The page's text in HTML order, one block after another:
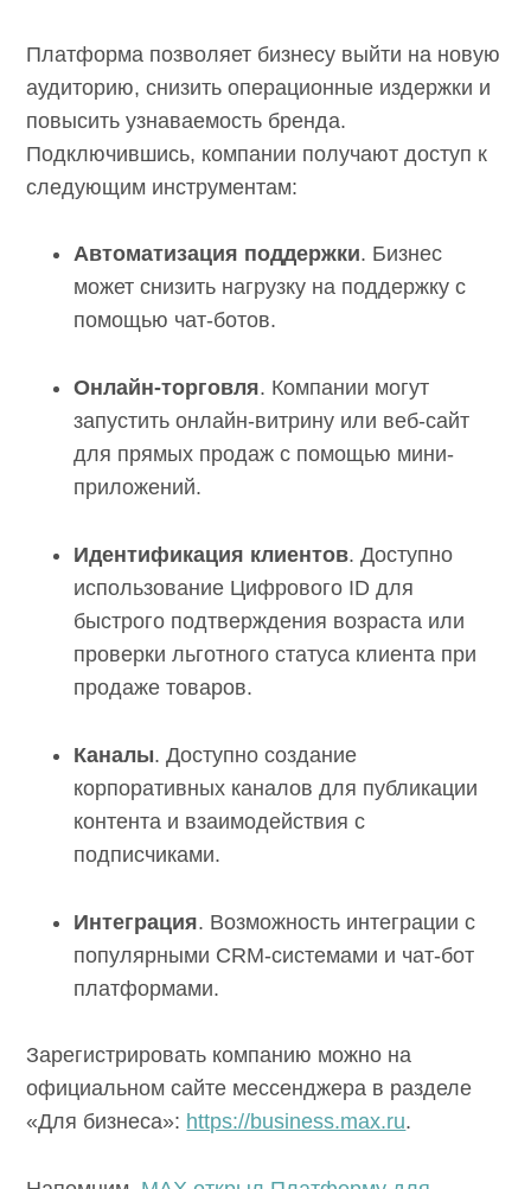
Платформа позволяет бизнесу выйти на новую
аудиторию, снизить операционные издержки и
повысить узнаваемость бренда.
Подключившись, компании получают доступ к
следующим инструментам:
Автоматизация поддержки. Бизнес
может снизить нагрузку на поддержку с
помощью чат-ботов.
Онлайн-торговля. Компании могут
запустить онлайн-витрину или веб-сайт
для прямых продаж с помощью мини-
приложений.
Идентификация клиентов. Доступно
использование Цифрового ID для
быстрого подтверждения возраста или
проверки льготного статуса клиента при
продаже товаров.
Каналы. Доступно создание
корпоративных каналов для публикации
контента и взаимодействия с
подписчиками.
Интеграция. Возможность интеграции с
популярными CRM-системами и чат-бот
платформами.
Зарегистрировать компанию можно на
официальном сайте мессенджера в разделе
«Для бизнеса»: https://business.max.ru.